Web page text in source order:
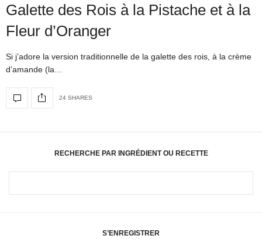
Galette des Rois à la Pistache et à la
Fleur d’Oranger
Si j’adore la version traditionnelle de la galette des rois, à la crème
d’amande (la…
24 SHARES
RECHERCHE PAR INGRÉDIENT OU RECETTE
S’ENREGISTRER